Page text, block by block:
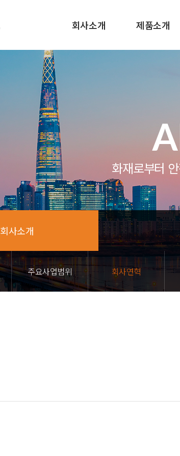
회사소개 제품소개
화재로부터
회사소개
주요사업범위 회사연혁